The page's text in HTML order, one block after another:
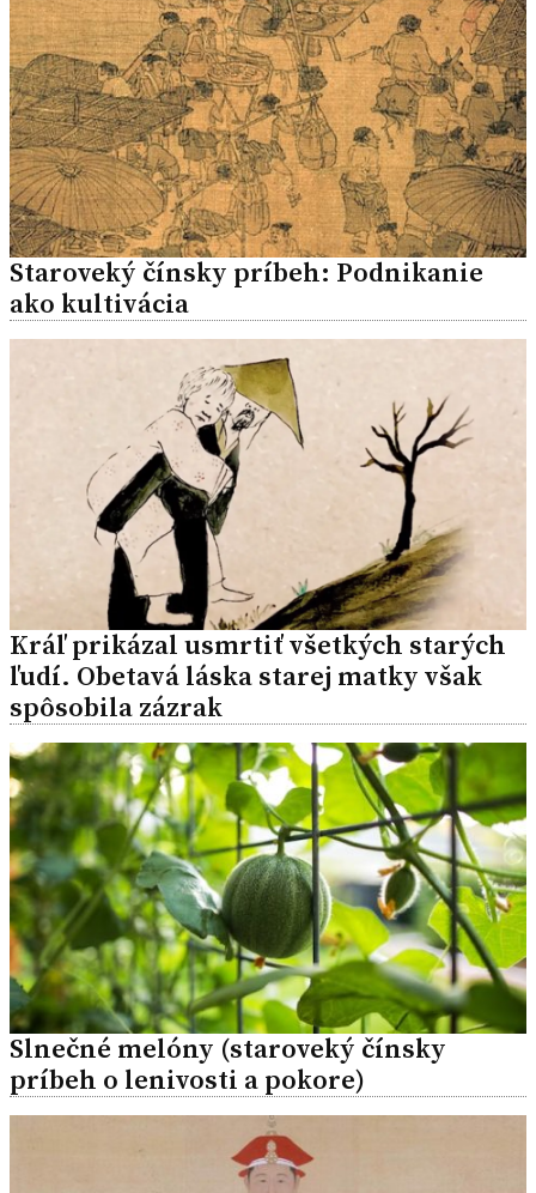
Staroveký čínsky príbeh: Podnikanie
ako kultivácia
Kráľ prikázal usmrtiť všetkých starých
ľudí. Obetavá láska starej matky však
spôsobila zázrak
Slnečné melóny (staroveký čínsky
príbeh o lenivosti a pokore)